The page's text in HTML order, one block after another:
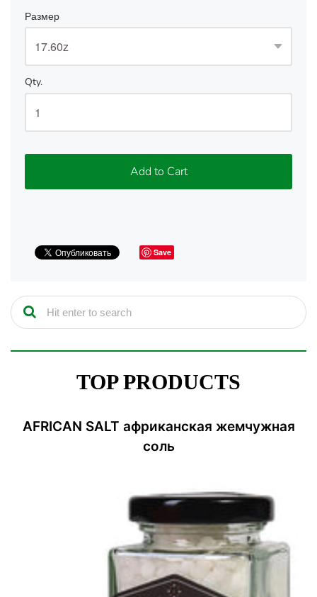
Размер
Qty.
Add to Cart
Save
TOP PRODUCTS
AFRICAN SALT африканская жемчужная
соль